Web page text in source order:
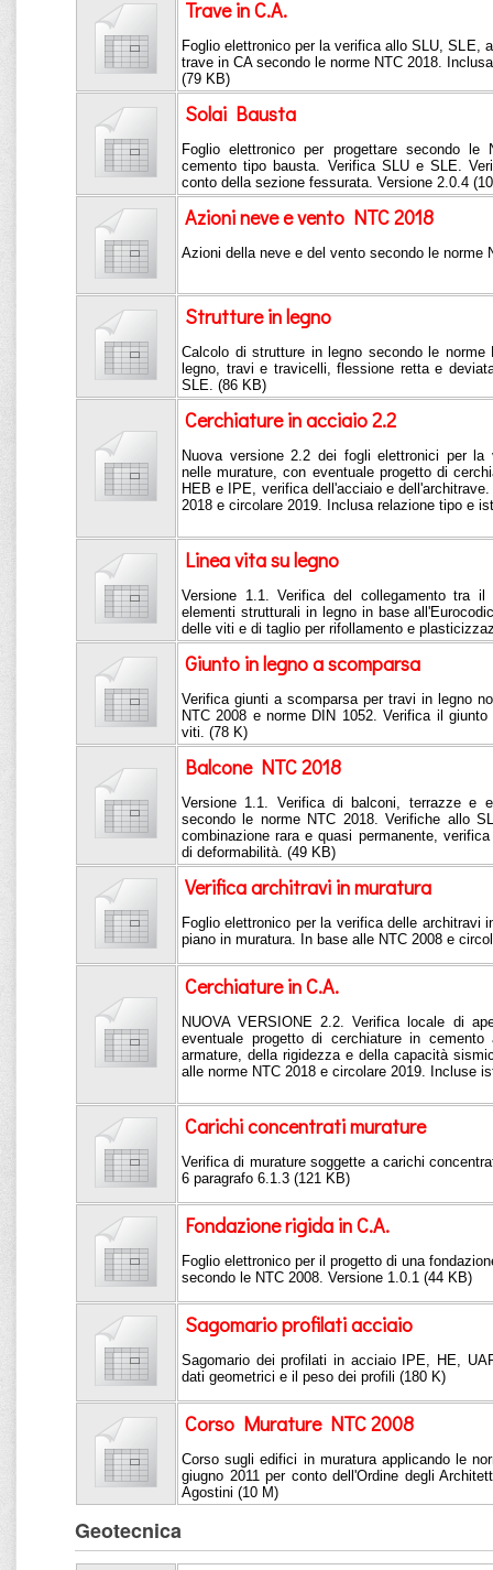
Trave in C.A.
Foglio elettronico per la verifica allo SLU, SLE,
trave in CA secondo le norme NTC 2018.
(79 KB)
Solai Bausta
Foglio elettronico per progettare secondo
cemento tipo bausta. Verifica SLU e SLE.
conto della sezione fessurata. Versione 2.0.4
Azioni neve e vento NTC 2018
Azioni della neve e del vento secondo le norme
Strutture in legno
Calcolo di strutture in legno secondo le
legno, travi e travicelli, flessione retta e
SLE. (86 KB)
Cerchiature in acciaio 2.2
Nuova versione 2.2 dei fogli elettronici per la
nelle murature, con eventuale progetto di
HEB e IPE, verifica dell'acciaio e
2018 e circolare 2019. Inclusa relazione tipo e
Linea vita su legno
Versione 1.1. Verifica del collegamento tra
elementi strutturali in legno in base
delle viti e di taglio per rifollamento e
Giunto in legno a scomparsa
Verifica giunti a scomparsa per travi in legno
NTC 2008 e norme DIN 1052. Verifica il
viti. (78 K)
Balcone NTC 2018
Versione 1.1. Verifica di balconi, terrazze e
secondo le norme NTC 2018. Verifiche allo
combinazione rara e quasi permanente,
di deformabilità. (49 KB)
Verifica architravi in muratura
Foglio elettronico per la verifica delle architravi
piano in muratura. In base alle NTC 2008 e
Cerchiature in C.A.
NUOVA VERSIONE 2.2. Verifica locale di
eventuale progetto di cerchiature in
armature, della rigidezza e della capacità
alle norme NTC 2018 e circolare 2019. Incluse
Carichi concentrati murature
Verifica di murature soggette a carichi
6 paragrafo 6.1.3 (121 KB)
Fondazione rigida in C.A.
Foglio elettronico per il progetto di una
secondo le NTC 2008. Versione 1.0.1 (44 KB)
Sagomario profilati acciaio
Sagomario dei profilati in acciaio IPE, HE,
dati geometrici e il peso dei profili (180 K)
Corso Murature NTC 2008
Corso sugli edifici in muratura applicando le
giugno 2011 per conto dell'Ordine degli
Agostini (10 M)
Geotecnica